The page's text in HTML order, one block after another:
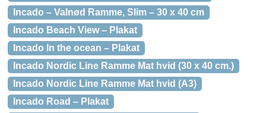
Incado – Valnød Ramme, Slim – 30 x 40 cm
Incado Beach View – Plakat
Incado In the ocean – Plakat
Incado Nordic Line Ramme Mat hvid (30 x 40 cm.)
Incado Nordic Line Ramme Mat hvid (A3)
Incado Road – Plakat